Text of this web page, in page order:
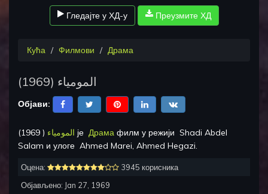
Гледајте у ХД-у Преузмите ХД
Кућа Филмови Драма
المومياء (
1969
)
Објави:
المومياء (
1969 ) је Драма филм у режији Shadi Abdel
Salam и улоге Ahmed Marei, Ahmed Hegazi.
Оцена:
3945 корисника
Објављено: Jan 27, 1969